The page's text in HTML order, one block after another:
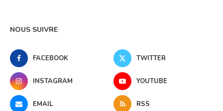
NOUS SUIVRE
FACEBOOK TWITTER
INSTAGRAM YOUTUBE
EMAIL RSS